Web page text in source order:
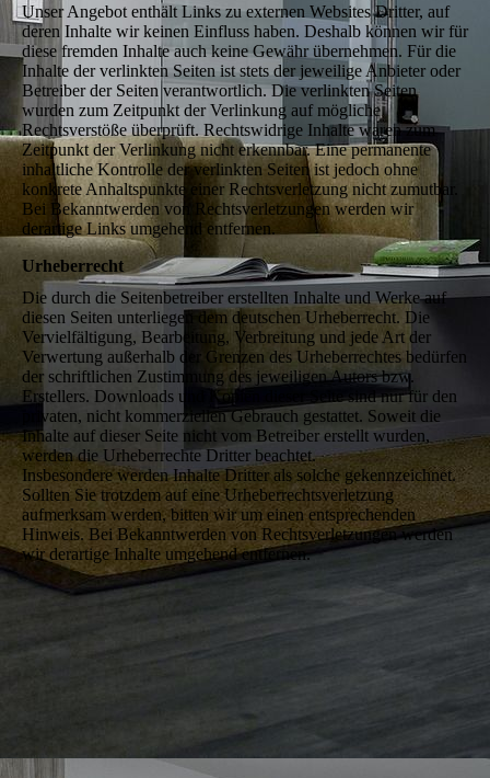
Unser Angebot enthält Links zu externen Websites Dritter, auf
deren Inhalte wir keinen Einfluss haben. Deshalb können wir für
diese fremden Inhalte auch keine Gewähr übernehmen. Für die
Inhalte der verlinkten Seiten ist stets der jeweilige Anbieter oder
Betreiber der Seiten verantwortlich. Die verlinkten Seiten
wurden zum Zeitpunkt der Verlinkung auf mögliche
Rechtsverstöße überprüft. Rechtswidrige Inhalte waren zum
Zeitpunkt der Verlinkung nicht erkennbar. Eine permanente
inhaltliche Kontrolle der verlinkten Seiten ist jedoch ohne
konkrete Anhaltspunkte einer Rechtsverletzung nicht zumutbar.
Bei Bekanntwerden von Rechtsverletzungen werden wir
derartige Links umgehend entfernen.
Urheberrecht
Die durch die Seitenbetreiber erstellten Inhalte und Werke auf
diesen Seiten unterliegen dem deutschen Urheberrecht. Die
Vervielfältigung, Bearbeitung, Verbreitung und jede Art der
Verwertung außerhalb der Grenzen des Urheberrechtes bedürfen
der schriftlichen Zustimmung des jeweiligen Autors bzw.
Erstellers. Downloads und Kopien dieser Seite sind nur für den
privaten, nicht kommerziellen Gebrauch gestattet. Soweit die
Inhalte auf dieser Seite nicht vom Betreiber erstellt wurden,
werden die Urheberrechte Dritter beachtet.
Insbesondere werden Inhalte Dritter als solche gekennzeichnet.
Sollten Sie trotzdem auf eine Urheberrechtsverletzung
aufmerksam werden, bitten wir um einen entsprechenden
Hinweis. Bei Bekanntwerden von Rechtsverletzungen werden
wir derartige Inhalte umgehend entfernen.